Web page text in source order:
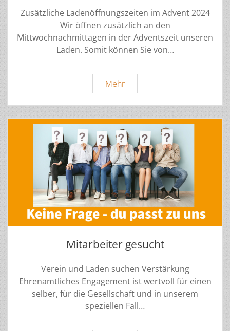
Zusätzliche Ladenöffnungszeiten im Advent 2024
Wir öffnen zusätzlich an den
Mittwochnachmittagen in der Adventszeit unseren
Laden. Somit können Sie von…
MehrLadenöffnung
im
Advent
2024
Mitarbeiter gesucht
Verein und Laden suchen Verstärkung
Ehrenamtliches Engagement ist wertvoll für einen
selber, für die Gesellschaft und in unserem
speziellen Fall…